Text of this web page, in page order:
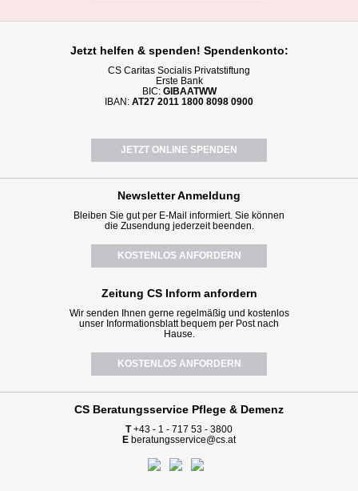
Jetzt helfen & spenden! Spendenkonto:
CS Caritas Socialis Privatstiftung
Erste Bank
BIC: GIBAATWW
IBAN: AT27 2011 1800 8098 0900
JETZT ONLINE SPENDEN
NewsletterAnmeldung
Bleiben Sie gut per E-Mail informiert. Sie können
die Zusendung jederzeit beenden.
KOSTENLOS ANFORDERN
Zeitung CS Inform anfordern
Wir senden Ihnen gerne regelmäßig und kostenlos
unser Informationsblatt bequem per Post nach
Hause.
KOSTENLOS ANFORDERN
CS Beratungsservice Pflege & Demenz
T+43 - 1 - 717 53 - 3800
E beratungsservice@cs.at